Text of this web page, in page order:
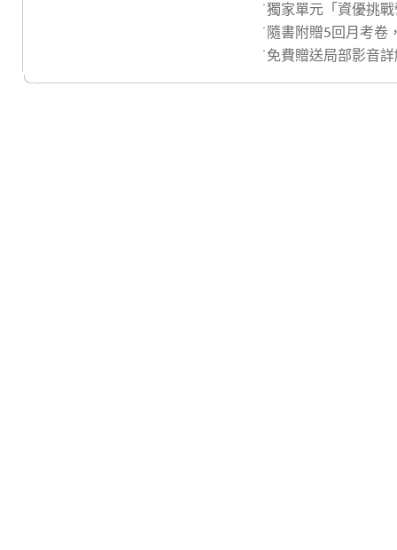
˙獨家單元「資優挑
˙隨書附贈5回月考卷
˙免費贈送局部影音